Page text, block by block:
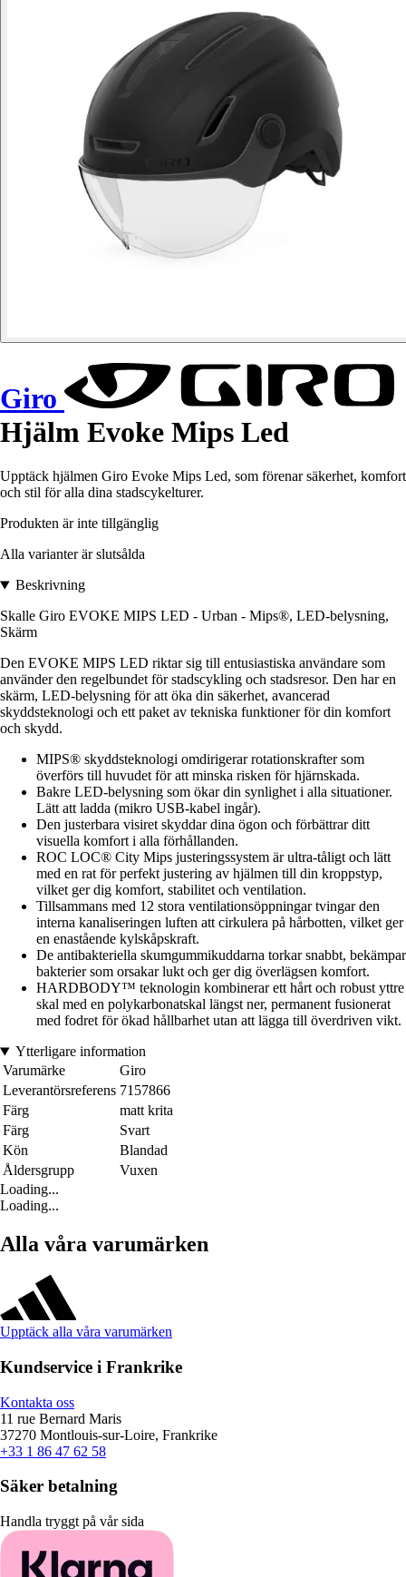
Giro
Hjälm Evoke Mips Led
Upptäck hjälmen Giro Evoke Mips Led, som förenar säkerhet, komfort
och stil för alla dina stadscykelturer.
Produkten är inte tillgänglig
Alla varianter är slutsålda
Beskrivning
Skalle Giro EVOKE MIPS LED - Urban - Mips®, LED-belysning,
Skärm
Den EVOKE MIPS LED riktar sig till entusiastiska användare som
använder den regelbundet för stadscykling och stadsresor. Den har en
skärm, LED-belysning för att öka din säkerhet, avancerad
skyddsteknologi och ett paket av tekniska funktioner för din komfort
och skydd.
MIPS® skyddsteknologi omdirigerar rotationskrafter som
överförs till huvudet för att minska risken för hjärnskada.
Bakre LED-belysning som ökar din synlighet i alla situationer.
Lätt att ladda (mikro USB-kabel ingår).
Den justerbara visiret skyddar dina ögon och förbättrar ditt
visuella komfort i alla förhållanden.
ROC LOC® City Mips justeringssystem är ultra-tåligt och lätt
med en rat för perfekt justering av hjälmen till din kroppstyp,
vilket ger dig komfort, stabilitet och ventilation.
Tillsammans med 12 stora ventilationsöppningar tvingar den
interna kanaliseringen luften att cirkulera på hårbotten, vilket ger
en enastående kylskåpskraft.
De antibakteriella skumgummikuddarna torkar snabbt, bekämpar
bakterier som orsakar lukt och ger dig överlägsen komfort.
HARDBODY™ teknologin kombinerar ett hårt och robust yttre
skal med en polykarbonatskal längst ner, permanent fusionerat
med fodret för ökad hållbarhet utan att lägga till överdriven vikt.
Ytterligare information
Varumärke
Giro
Leverantörsreferens 7157866
Färg
matt krita
Färg
Svart
Kön
Blandad
Åldersgrupp
Vuxen
Loading...
Loading...
Alla våra varumärken
Upptäck alla våra varumärken
Kundservice i Frankrike
Kontakta oss
11 rue Bernard Maris
37270 Montlouis-sur-Loire, Frankrike
+33 1 86 47 62 58
Säker betalning
Handla tryggt på vår sida